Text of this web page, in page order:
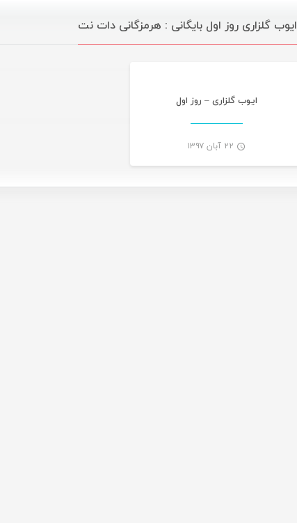
ایوب گلزاری روز اول بایگانی : هرمزگانی دات نت
ایوب گلزاری – روز اول
۲۲ آبان ۱۳۹۷